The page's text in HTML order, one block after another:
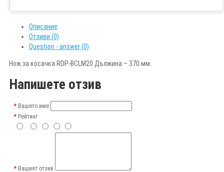
Описание
Отзиви (0)
Question - answer (0)
Нож за косачка RDP-BCLM20 Дължина – 370 мм.
Напишете отзив
Вашето име
Рейтинг
Вашият отзив